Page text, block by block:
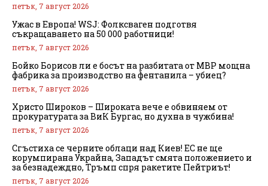
петък, 7 август 2026
Ужас в Европа! WSJ: Фолксваген подготвя
съкращаването на 50 000 работници!
петък, 7 август 2026
Бойко Борисов ли е босът на разбитата от МВР мощна
фабрика за производство на фентанила – убиец?
петък, 7 август 2026
Христо Широков – Широката вече е обвиняем от
прокуратурата за ВиК Бургас, но духна в чужбина!
петък, 7 август 2026
Сгъстиха се черните облаци над Киев! ЕС не ще
корумпирана Украйна, Западът смята положението и
за безнадеждно, Тръмп спря ракетите Пейтриът!
петък, 7 август 2026